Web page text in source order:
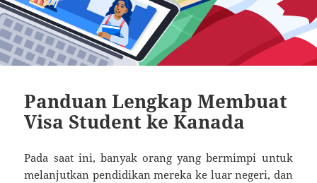
Panduan Lengkap Membuat
Visa Student ke Kanada
Pada saat ini, banyak orang yang bermimpi untuk
melanjutkan pendidikan mereka ke luar negeri, dan